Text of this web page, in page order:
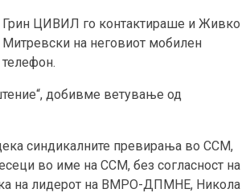
Грин ЦИВИЛ го контактираше и Живко
Митревски на неговиот мобилен
телефон.
добивме ветување од
синдикалните превирања во ССМ,
во име на ССМ, без согласност на
на лидерот на ВМРО-ДПМНЕ, Никола